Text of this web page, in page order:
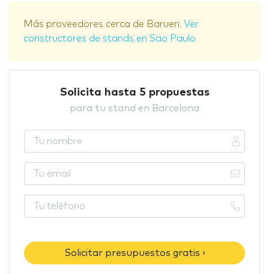
Más proveedores cerca de Barueri. Ver
constructores de stands en Sao Paulo
Solicita hasta 5 propuestas
para tu stand en Barcelona
Solicitar presupuestos gratis ›